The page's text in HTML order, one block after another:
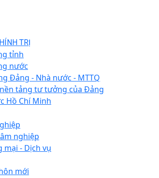
TRỊ
tỉnh
nước
Đảng - Nhà nước - MTTQ
tảng tư tưởng của Đảng
Hồ Chí Minh
nghiệp
mại - Dịch vụ
mới